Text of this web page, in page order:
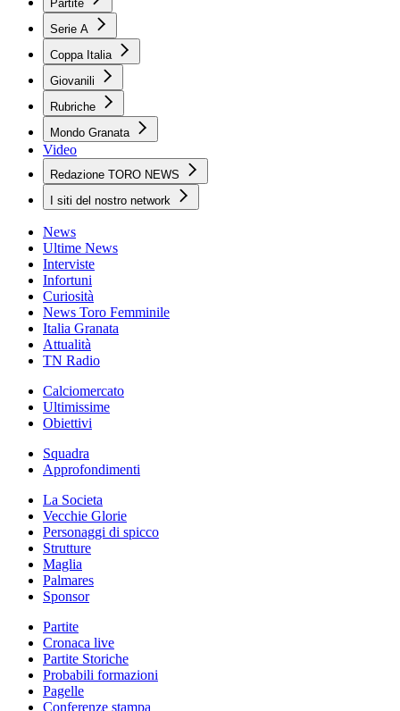
Partite
Serie A
Coppa Italia
Giovanili
Rubriche
Mondo Granata
Video
Redazione TORO NEWS
I siti del nostro network
News
Ultime News
Interviste
Infortuni
Curiosità
News Toro Femminile
Italia Granata
Attualità
TN Radio
Calciomercato
Ultimissime
Obiettivi
Squadra
Approfondimenti
La Societa
Vecchie Glorie
Personaggi di spicco
Strutture
Maglia
Palmares
Sponsor
Partite
Cronaca live
Partite Storiche
Probabili formazioni
Pagelle
Conferenze stampa